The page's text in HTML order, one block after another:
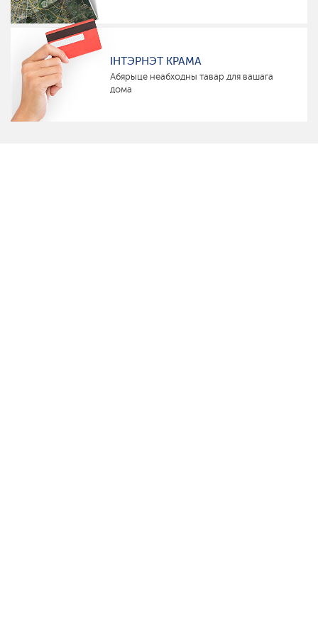
ІНТЭРНЭТ КРАМА
Абярыце неабходны тавар для вашага
дома